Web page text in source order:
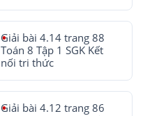
Giải bài 4.14 trang 88
Toán 8 Tập 1 SGK Kết
nối tri thức
Giải bài 4.12 trang 86